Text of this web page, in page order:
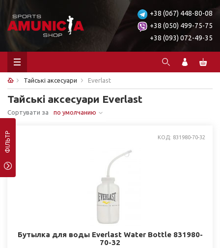
+38 (067) 448-80-08
+38 (050) 499-75-75
+38 (093) 072-49-35
Тайські аксесуари Everlast
Тайські аксесуари Everlast
Сортувати за по умолчанию
ФІЛЬТР КОД: 831980-70-32
Бутылка для воды Everlast Water Bottle 831980-
70-32